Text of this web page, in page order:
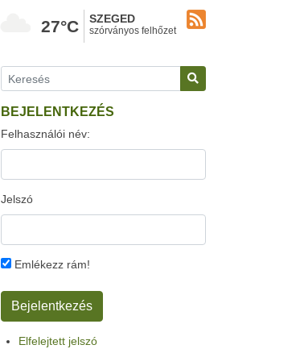
27°C SZEGED
szórványos felhőzet
BEJELENTKEZÉS
Felhasználói név:
Jelszó
Emlékezz rám!
Elfelejtett jelszó